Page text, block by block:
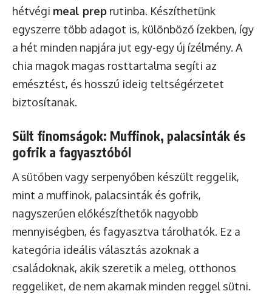
hétvégi meal prep rutinba. Készíthetünk
egyszerre több adagot is, különböző ízekben, így
a hét minden napjára jut egy-egy új ízélmény. A
chia magok magas rosttartalma segíti az
emésztést, és hosszú ideig teltségérzetet
biztosítanak.
Sült finomságok: Muffinok, palacsinták és
gofrik a fagyasztóból
A sütőben vagy serpenyőben készült reggelik,
mint a muffinok, palacsinták és gofrik,
nagyszerűen előkészíthetők nagyobb
mennyiségben, és fagyasztva tárolhatók. Ez a
kategória ideális választás azoknak a
családoknak, akik szeretik a meleg, otthonos
reggeliket, de nem akarnak minden reggel sütni.